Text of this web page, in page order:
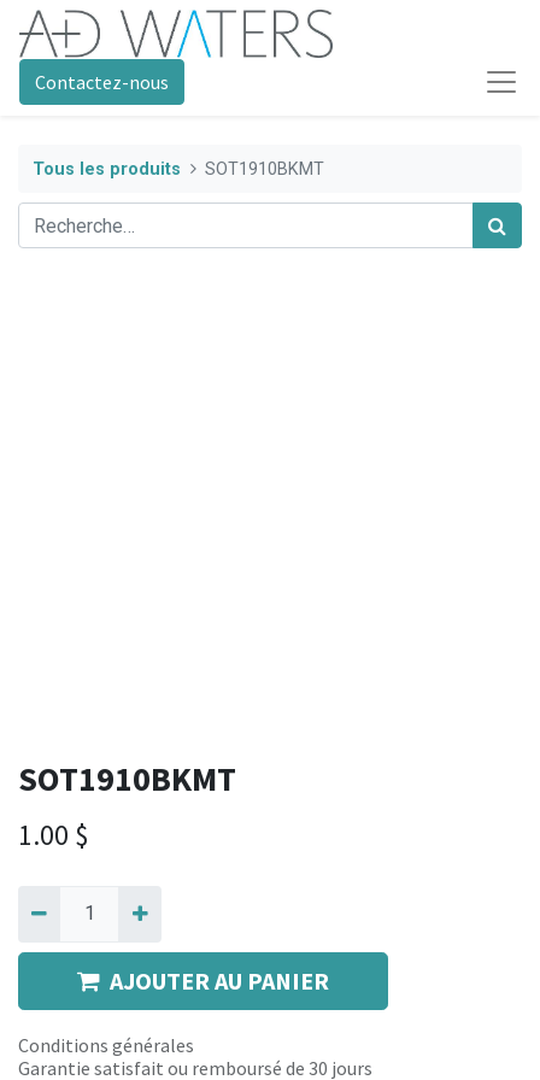
Contactez-nous
Tous les produits SOT1910BKMT
SOT1910BKMT
1.00 $
AJOUTER AU PANIER
Conditions générales
Garantie satisfait ou remboursé de 30 jours